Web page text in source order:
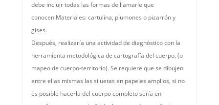
debe incluir todas las formas de llamarle que
conocen.Materiales: cartulina, plumones o pizarrón y
gises.
Después, realizaría una actividad de diagnóstico con la
herramienta metodológica de cartografía del cuerpo, (o
mapeo de cuerpo-territorio). Se requiere que se dibujen
entre ellas mismas las siluetas en papeles amplios, si no
es posible hacerla del cuerpo completo sería en